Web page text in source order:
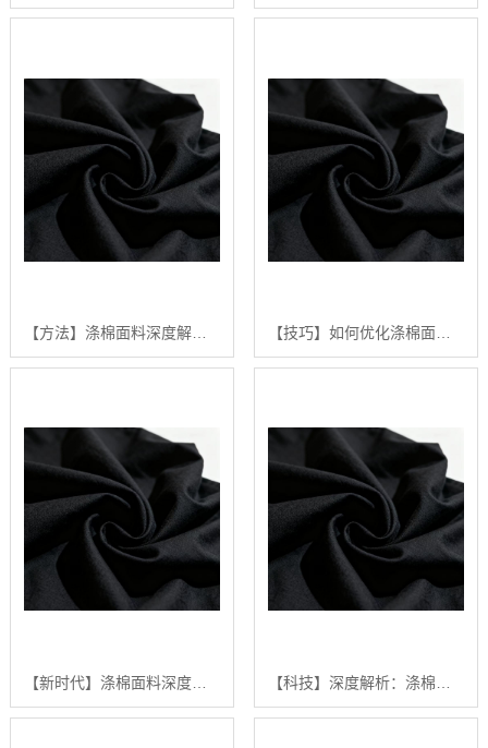
【方法】涤棉面料深度解析：构建高品质、可持续纺织品供应链的行业白皮书【精梳涤棉坯布长期供应合作案例】【有什么用?】 【技巧】如何优化涤棉面料的染色效果：陕西秦塬纺织的深度技术指南【怎么用?】
【新时代】涤棉面料深度解析：2024年五大关键趋势与【如何选择高品质供应商】【是什么?】